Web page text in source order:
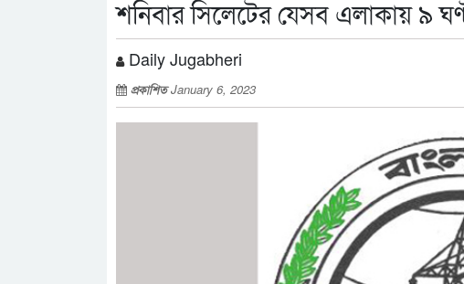
শনিবার সিলেটের যেসব এলাকায় ৯
Daily Jugabheri
প্রকাশিতJanuary 6, 2023